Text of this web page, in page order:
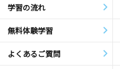
学習の流れ
無料体験学習
よくあるご質問